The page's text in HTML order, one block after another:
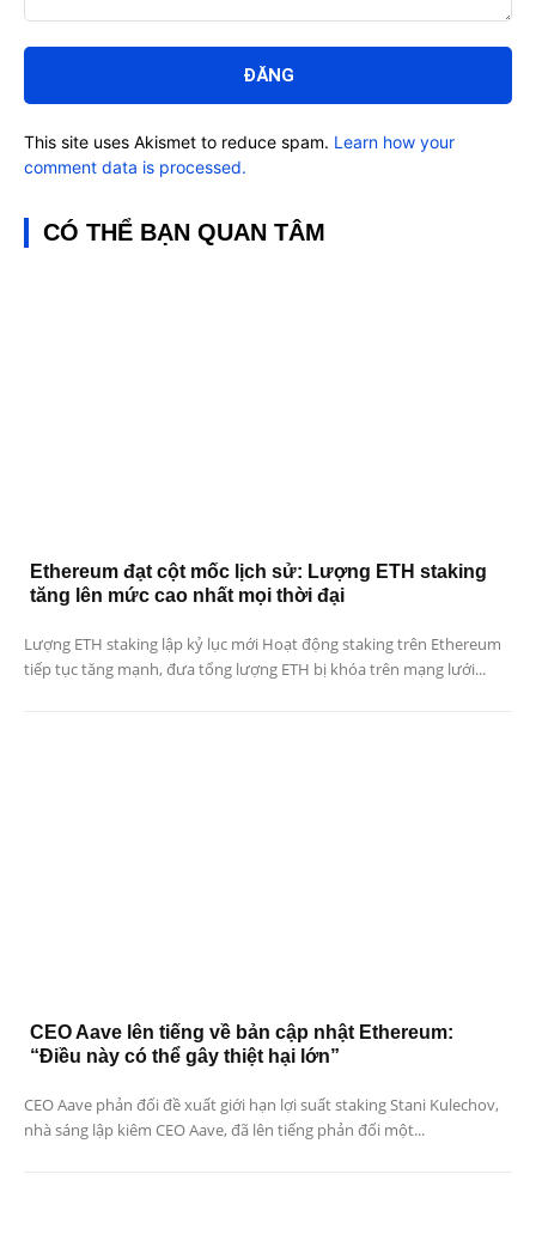
luận:
This site uses Akismet to reduce spam. Learn how your
comment data is processed.
CÓ THỂ BẠN QUAN TÂM
Ethereum đạt cột mốc lịch sử: Lượng ETH staking
tăng lên mức cao nhất mọi thời đại
Lượng ETH staking lập kỷ lục mới Hoạt động staking trên Ethereum
tiếp tục tăng mạnh, đưa tổng lượng ETH bị khóa trên mạng lưới...
CEO Aave lên tiếng về bản cập nhật Ethereum:
“Điều này có thể gây thiệt hại lớn”
CEO Aave phản đối đề xuất giới hạn lợi suất staking Stani Kulechov,
nhà sáng lập kiêm CEO Aave, đã lên tiếng phản đối một...